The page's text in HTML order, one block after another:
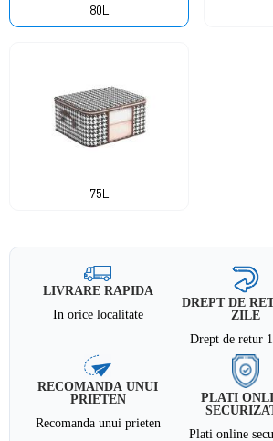
80L
75L
LIVRARE RAPIDA
In orice localitate
DREPT DE
ZILE
Drept de retur
RECOMANDA UNUI
PRIETEN
Recomanda unui prieten
PLATI
Plati online